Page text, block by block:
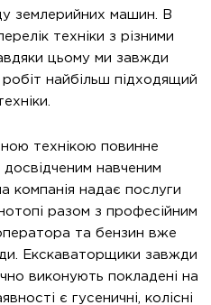
землерийних машин. В
техніки з різними
цьому ми завжди
найбільш підходящий
технікою повинне
досвідченим навченим
компанія надає послуги
разом з професійним
та бензин вже
Екскаваторщики завжди
виконують покладені на
є гусеничні, колісні